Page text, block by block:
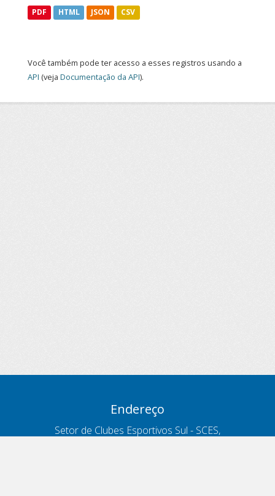
PDF HTML JSON CSV
Você também pode ter acesso a esses registros usando a
API (veja Documentação da API).
Endereço
Setor de Clubes Esportivos Sul - SCES,